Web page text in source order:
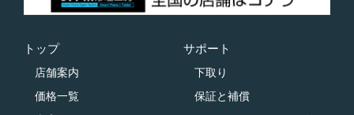
トップ
店舗案内
価格一覧
サポート
下取り
保証と補償